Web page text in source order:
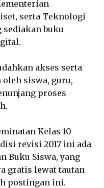
serta Teknologi
buku
akses serta
siswa, guru,
proses
Kelas 10
revisi 2017 ini ada
Buku Siswa, yang
gratis lewat tautan
postingan ini.